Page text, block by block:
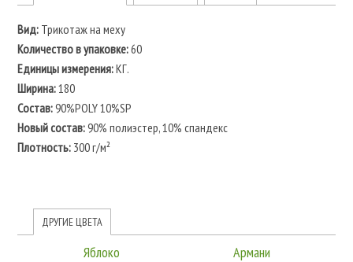
Вид:Трикотаж на меху
Количество в упаковке:60
Единицы измерения:КГ.
Ширина:180
Состав:90%POLY 10%SP
Новый состав:90% полиэстер, 10% спандекс
Плотность:300 г/м²
ДРУГИЕ ЦВЕТА
Яблоко Армани